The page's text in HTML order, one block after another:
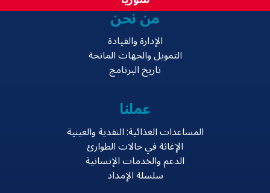
من نحن
الإدارة والقيادة
التمويل والجهات المانحة
تاريخ البرنامج
عملنا
المساعدات الغذائية: النقدية والعينية
الإغاثة في حالات الطوارئ
الدعم والخدمات الإنسانية
سلسلة الإمداد